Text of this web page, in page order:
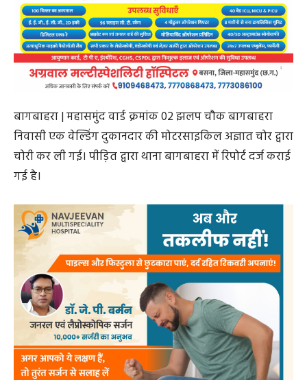
बागबाहरा | महासमुंद वार्ड क्रमांक 02 झलप चौक बागबाहरा
निवासी एक वेल्डिंग दुकानदार की मोटरसाइकिल अज्ञात चोर द्वारा
चोरी कर ली गई। पीड़ित द्वारा थाना बागबाहरा में रिपोर्ट दर्ज कराई
गई है।